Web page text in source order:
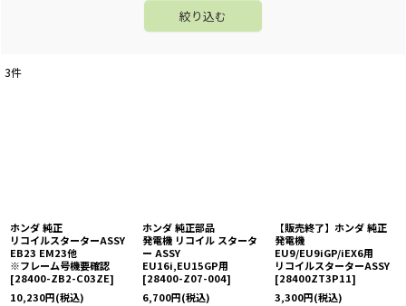
絞り込む
3件
ホンダ 純正
リコイルスターターASSY
EB23 EM23他
※フレーム号機要確認
[28400-ZB2-C03ZE]
10,230円(税込)
ホンダ 純正部品
発電機 リコイル スタータ
ー ASSY
EU16i,EU15GP用
[28400-Z07-004]
6,700円(税込)
【販売終了】ホンダ 純正
発電機
EU9/EU9iGP/iEX6用
リコイルスターターASSY
[28400ZT3P11]
3,300円(税込)